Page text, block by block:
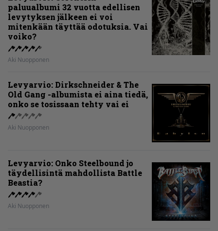
paluualbumi 32 vuotta edellisen
levytyksen jälkeen ei voi
mitenkään täyttää odotuksia. Vai
voiko?
Aki Nuopponen
Levyarvio: Dirkschneider & The
Old Gang -albumista ei aina tiedä,
onko se tosissaan tehty vai ei
Aki Nuopponen
Levyarvio: Onko Steelbound jo
täydellisintä mahdollista Battle
Beastia?
Aki Nuopponen